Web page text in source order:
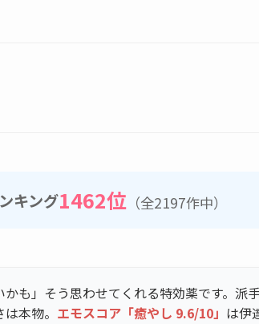
キング1462位（全2197作中）
かも」そう思わせてくれる特効薬です。派
本物。 エモスコア「癒やし 9.6/10」 は伊